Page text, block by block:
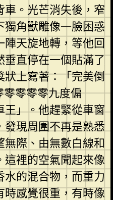
。光芒消失後，窄
角獸雕像一臉困惑
陣天旋地轉，等他回
直停在一個貼滿了
上寫著：「完美倒
零零零九度偏
」。他趕緊從車窗
發現周圍不再是熟悉
際、由無數白線和
裡的空氣聞起來像
的混合物，而重力
感覺很重，有時像